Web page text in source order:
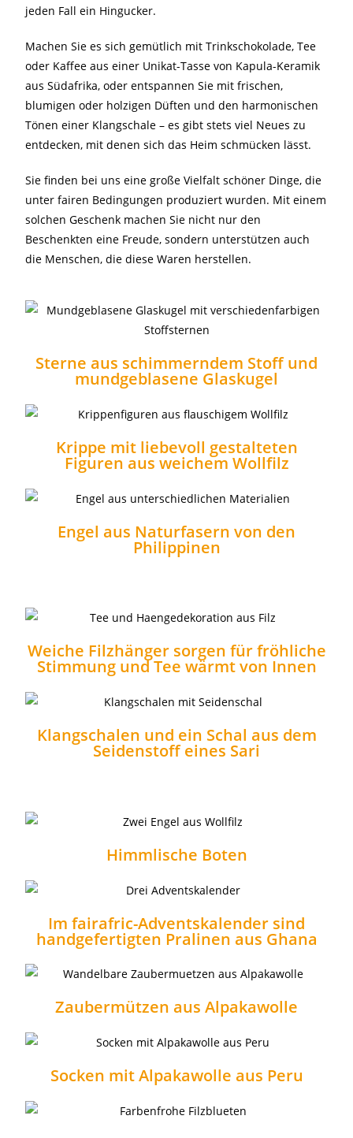
jeden Fall ein Hingucker.
Machen Sie es sich gemütlich mit Trinkschokolade, Tee
oder Kaffee aus einer Unikat-Tasse von Kapula-Keramik
aus Südafrika, oder entspannen Sie mit frischen,
blumigen oder holzigen Düften und den harmonischen
Tönen einer Klangschale – es gibt stets viel Neues zu
entdecken, mit denen sich das Heim schmücken lässt.
Sie finden bei uns eine große Vielfalt schöner Dinge, die
unter fairen Bedingungen produziert wurden. Mit einem
solchen Geschenk machen Sie nicht nur den
Beschenkten eine Freude, sondern unterstützen auch
die Menschen, die diese Waren herstellen.
Sterne aus schimmerndem Stoff und
mundgeblasene Glaskugel
Krippe mit liebevoll gestalteten
Figuren aus weichem Wollfilz
Engel aus Naturfasern von den
Philippinen
Weiche Filzhänger sorgen für fröhliche
Stimmung und Tee wärmt von Innen
Klangschalen und ein Schal aus dem
Seidenstoff eines Sari
Himmlische Boten
Im fairafric-Adventskalender sind
handgefertigten Pralinen aus Ghana
Zaubermützen aus Alpakawolle
Socken mit Alpakawolle aus Peru